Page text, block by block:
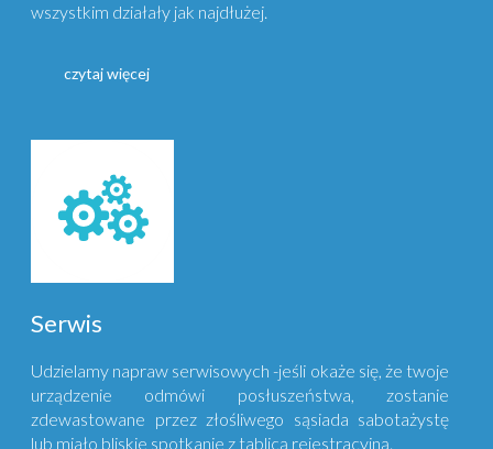
wszystkim działały jak najdłużej.
czytaj więcej
Serwis
Udzielamy napraw serwisowych -jeśli okaże się, że twoje
urządzenie odmówi posłuszeństwa, zostanie
zdewastowane przez złośliwego sąsiada sabotażystę
lub miało bliskie spotkanie z tablicą rejestracyjną.